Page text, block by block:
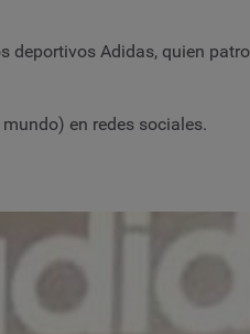
deportivos Adidas, quien
en redes sociales.